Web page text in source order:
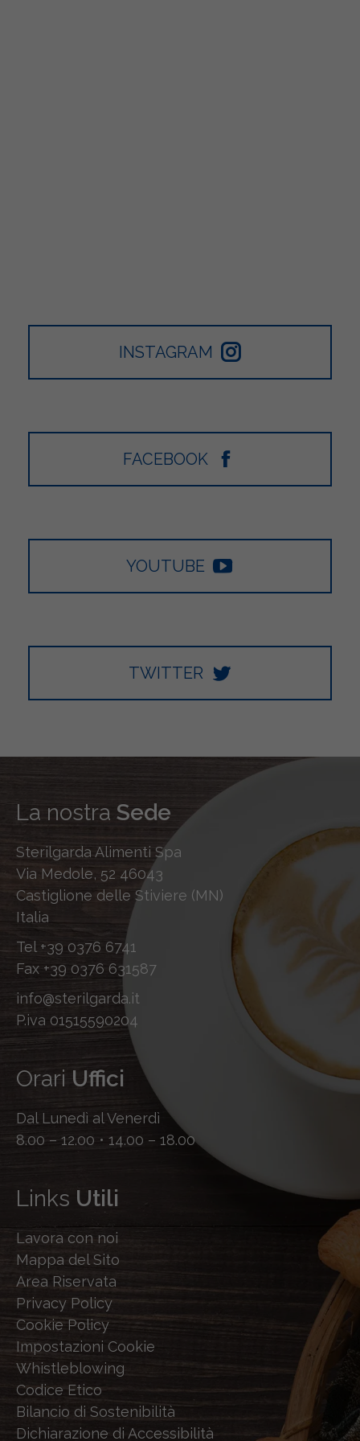
INSTAGRAM
FACEBOOK
YOUTUBE
TWITTER
La nostra Sede
Sterilgarda Alimenti Spa
Via Medole, 52 46043
Castiglione delle Stiviere (MN)
Italia
Tel +39 0376 6741
Fax +39 0376 631587
info@sterilgarda.it
P.iva 01515590204
Orari Uffici
Dal Lunedì al Venerdì
8.00 – 12.00 • 14.00 – 18.00
Links Utili
Lavora con noi
Mappa del Sito
Area Riservata
Privacy Policy
Cookie Policy
Impostazioni Cookie
Whistleblowing
Codice Etico
Bilancio di Sostenibilità
Dichiarazione di Accessibilità